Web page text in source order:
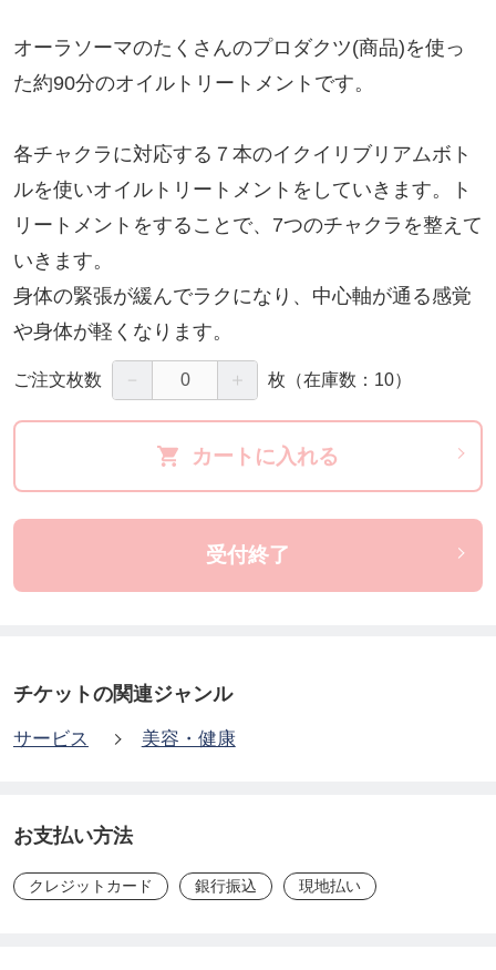
オーラソーマのたくさんのプロダクツ(商品)を使っ
た約90分のオイルトリートメントです。
各チャクラに対応する７本のイクイリブリアムボト
ルを使いオイルトリートメントをしていきます。ト
リートメントをすることで、7つのチャクラを整えて
いきます。
身体の緊張が緩んでラクになり、中心軸が通る感覚
や身体が軽くなります。
ご注文枚数 － ＋ 枚 （在庫数：10）
カートに入れる
受付終了
チケットの関連ジャンル
サービス 美容・健康
お支払い方法
クレジットカード 銀行振込 現地払い